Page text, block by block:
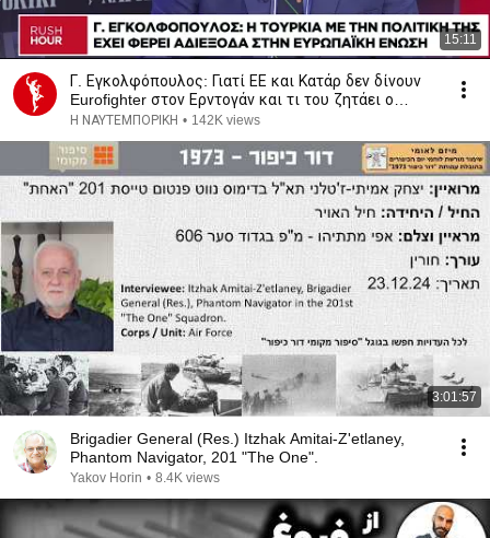
15:11
Γ. Εγκολφόπουλος: Γιατί ΕΕ και Κατάρ δεν δίνουν
Eurofighter στον Ερντογάν και τι του ζητάει ο
Τραμπ
Η ΝΑΥΤΕΜΠΟΡΙΚΗ • 142K views
3:01:57
Brigadier General (Res.) Itzhak Amitai-Z'etlaney,
Phantom Navigator, 201 "The One".
Yakov Horin • 8.4K views